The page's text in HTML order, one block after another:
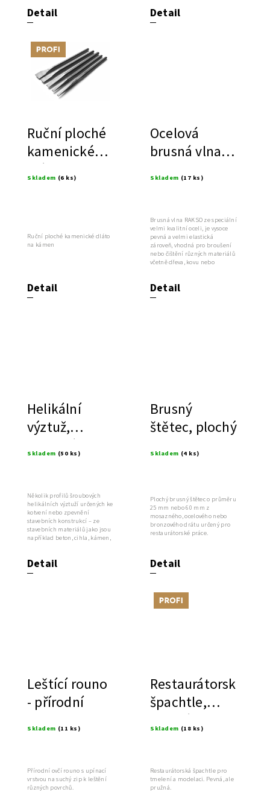
Detail Detail
Tip
Ruční ploché
kamenické
dláto
Skladem (6 ks)
Detail
Ruční ploché kamenické dláto
na kámen
Ocelová
brusná vlna
Skladem (17 ks)
Detail
Brusná vlna RAKSO ze speciální
velmi kvalitní oceli, je vysoce
pevná a velmi elastická
zároveň, vhodná pro broušení
nebo čištění různých materiálů
včetně dřeva, kovu nebo
Helikální
výztuž,
statické
Skladem (50 ks)
Detail
Několik profilů šroubových
helikálních výztuží určených ke
kotvení nebo zpevnění
stavebních konstrukcí – ze
stavebních materiálů jako jsou
například beton, cihla, kámen,
Brusný
štětec, plochý
Skladem (4 ks)
Detail
Plochý brusný štětec o průměru
25 mm nebo 60 mm z
mosazného, ocelového nebo
bronzového drátu určený pro
restaurátorské práce.
Leštící rouno
- přírodní
Skladem (11 ks)
Přírodní ovčí rouno s upínací
vrstvou na suchý zip k leštění
různých povrchů.
Tip
Restaurátorská
špachtle,
italská
Skladem (18 ks)
Restaurátorská špachtle pro
tmelení a modelaci. Pevná, ale
pružná.